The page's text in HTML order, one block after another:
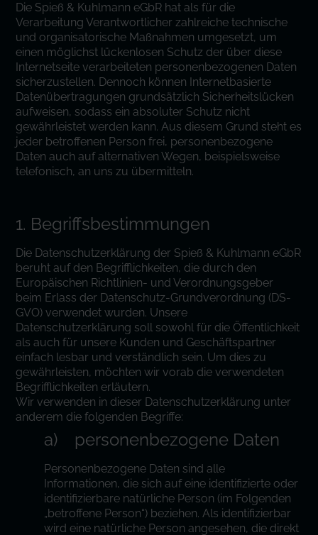
Die Spieß & Kuhlmann eGbR hat als für die
Verarbeitung Verantwortlicher zahlreiche technische
und organisatorische Maßnahmen umgesetzt, um
einen möglichst lückenlosen Schutz der über diese
Internetseite verarbeiteten personenbezogenen Daten
sicherzustellen. Dennoch können Internetbasierte
Datenübertragungen grundsätzlich Sicherheitslücken
aufweisen, sodass ein absoluter Schutz nicht
gewährleistet werden kann. Aus diesem Grund steht es
jeder betroffenen Person frei, personenbezogene
Daten auch auf alternativen Wegen, beispielsweise
telefonisch, an uns zu übermitteln.
1. Begriffsbestimmungen
Die Datenschutzerklärung der Spieß & Kuhlmann eGbR
beruht auf den Begrifflichkeiten, die durch den
Europäischen Richtlinien- und Verordnungsgeber
beim Erlass der Datenschutz-Grundverordnung (DS-
GVO) verwendet wurden. Unsere
Datenschutzerklärung soll sowohl für die Öffentlichkeit
als auch für unsere Kunden und Geschäftspartner
einfach lesbar und verständlich sein. Um dies zu
gewährleisten, möchten wir vorab die verwendeten
Begrifflichkeiten erläutern.
Wir verwenden in dieser Datenschutzerklärung unter
anderem die folgenden Begriffe:
a) personenbezogene Daten
Personenbezogene Daten sind alle
Informationen, die sich auf eine identifizierte oder
identifizierbare natürliche Person (im Folgenden
„betroffene Person“) beziehen. Als identifizierbar
wird eine natürliche Person angesehen, die direkt